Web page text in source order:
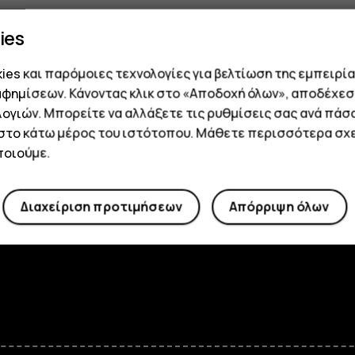
μας
Planet and people
Βιωσιμότητα
Αυτοεπισκευή
Security, privacy and
compliance
και παρόμοιες τεχνολογίες για βελτίωση της
Κάνοντας κλικ στο «Αποδοχή όλων»,
Μπορείτε να αλλάξετε τις ρυθμίσεις σας ανά
κάτω μέρος του ιστότοπου. Μάθετε περισσότερα
Απόρριψη όλων
Διαχείριση προτιμήσεων